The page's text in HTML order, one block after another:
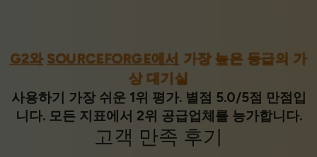
G2와 SOURCEFORGE에서 가장 높은 등급의 가
상 대기실
사용하기 가장 쉬운 1위 평가. 별점 5.0/5점 만점입
니다. 모든 지표에서 2위 공급업체를 능가합니다.
고객 만족 후기